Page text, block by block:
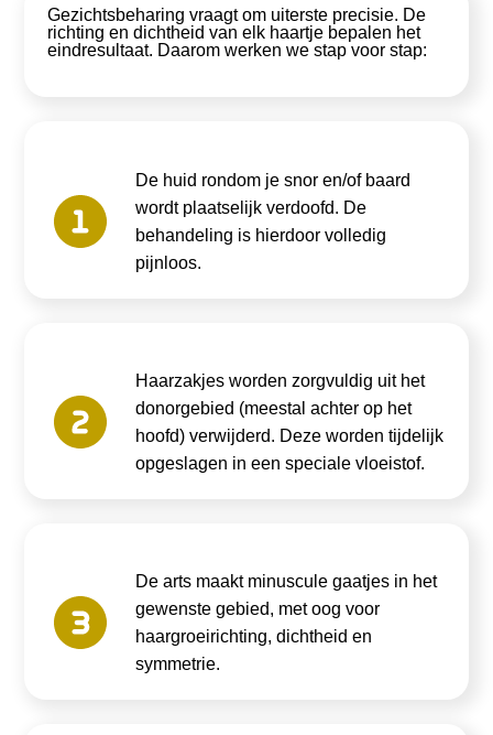
Gezichtsbeharing vraagt om uiterste precisie. De
richting en dichtheid van elk haartje bepalen het
eindresultaat. Daarom werken we stap voor stap:
De huid rondom je snor en/of baard
wordt plaatselijk verdoofd. De
behandeling is hierdoor volledig
pijnloos.
Haarzakjes worden zorgvuldig uit het
donorgebied (meestal achter op het
hoofd) verwijderd. Deze worden tijdelijk
opgeslagen in een speciale vloeistof.
De arts maakt minuscule gaatjes in het
gewenste gebied, met oog voor
haargroeirichting, dichtheid en
symmetrie.